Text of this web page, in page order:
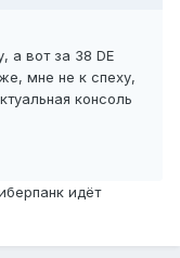
а вот за 38 DE
мне не к спеху,
консоль
идёт